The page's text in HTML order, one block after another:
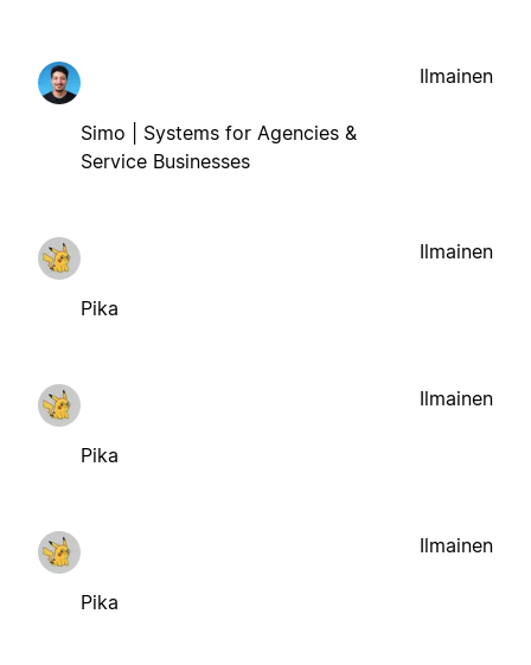
Simo | Systems for Agencies &
Service Businesses
Ilmainen
Pika
Ilmainen
Pika
Ilmainen
Pika
Ilmainen